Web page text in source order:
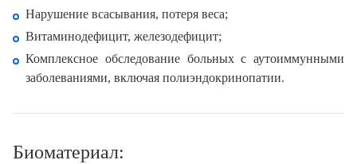
Нарушение всасывания, потеря веса;
Витаминодефицит, железодефицит;
Комплексное обследование больных с аутоиммунными
заболеваниями, включая полиэндокринопатии.
Биоматериал: